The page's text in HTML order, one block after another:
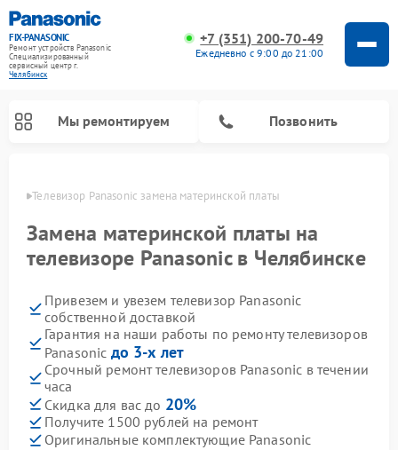
FIX-PANASONIC
Ремонт устройств Panasonic
Специализированный
cервисный центр г.
Челябинск
+7 (351) 200-70-49
Ежедневно с 9:00 до 21:00
Мы ремонтируем Позвонить
Телевизор Panasonic замена материнской платы
Замена материнской платы на
телевизоре Panasonic в Челябинске
Привезем и увезем телевизор Panasonic
собственной доставкой
Гарантия на наши работы по ремонту телевизоров
Panasonic до 3-х лет
Срочный ремонт телевизоров Panasonic в течении
часа
Скидка для вас до 20%
Получите 1500 рублей на ремонт
Оригинальные комплектующие Panasonic